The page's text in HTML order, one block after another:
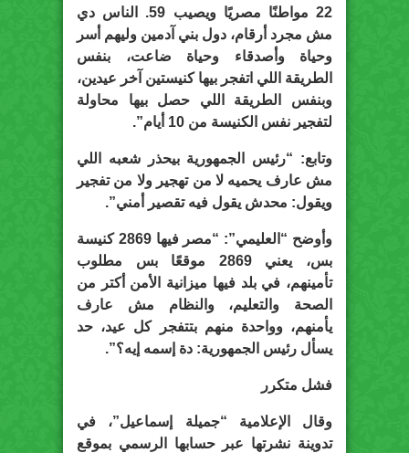
22 مواطنًا مصريًا ويصيب 59. الناس دي
مش مجرد أرقام، دول بني آدمين وليهم أسر
وحياة وأصدقاء وحياة ضاعت، بنفس
الطريقة اللي اتفجر بيها كنيستين آخر عيدين،
وبنفس الطريقة اللي حصل بيها محاولة
لتفجير نفس الكنيسة من 10 أيام”.
وتابع: “رئيس الجمهورية بيحذر شعبه اللي
مش عارف يحميه لا من تهجير ولا من تفجير
ويقول: محدش يقول فيه تقصير أمني”.
وأوضح “العليمي”: “مصر فيها 2869 كنيسة
بس، يعني 2869 موقعًا بس مطلوب
تأمينهم، في بلد فيها ميزانية الأمن أكتر من
الصحة والتعليم، والنظام مش عارف
يأمنهم، وواحدة منهم بتتفجر كل عيد، حد
يسأل رئيس الجمهورية: دة إسمه إيه؟”.
فشل متكرر
وقال الإعلامية “جميلة إسماعيل”، في
تدوينة نشرتها عبر حسابها الرسمي بموقع